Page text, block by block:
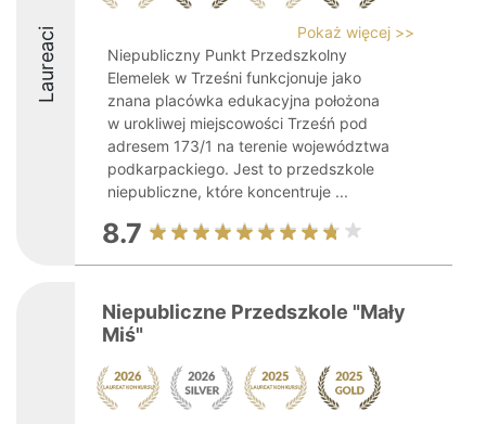
Laureaci
Pokaż więcej >>
Niepubliczny Punkt Przedszkolny
Elemelek w Trześni funkcjonuje jako
znana placówka edukacyjna położona
w urokliwej miejscowości Trześń pod
adresem 173/1 na terenie województwa
podkarpackiego. Jest to przedszkole
niepubliczne, które koncentruje ...
8.7
Niepubliczne Przedszkole "Mały
Miś"